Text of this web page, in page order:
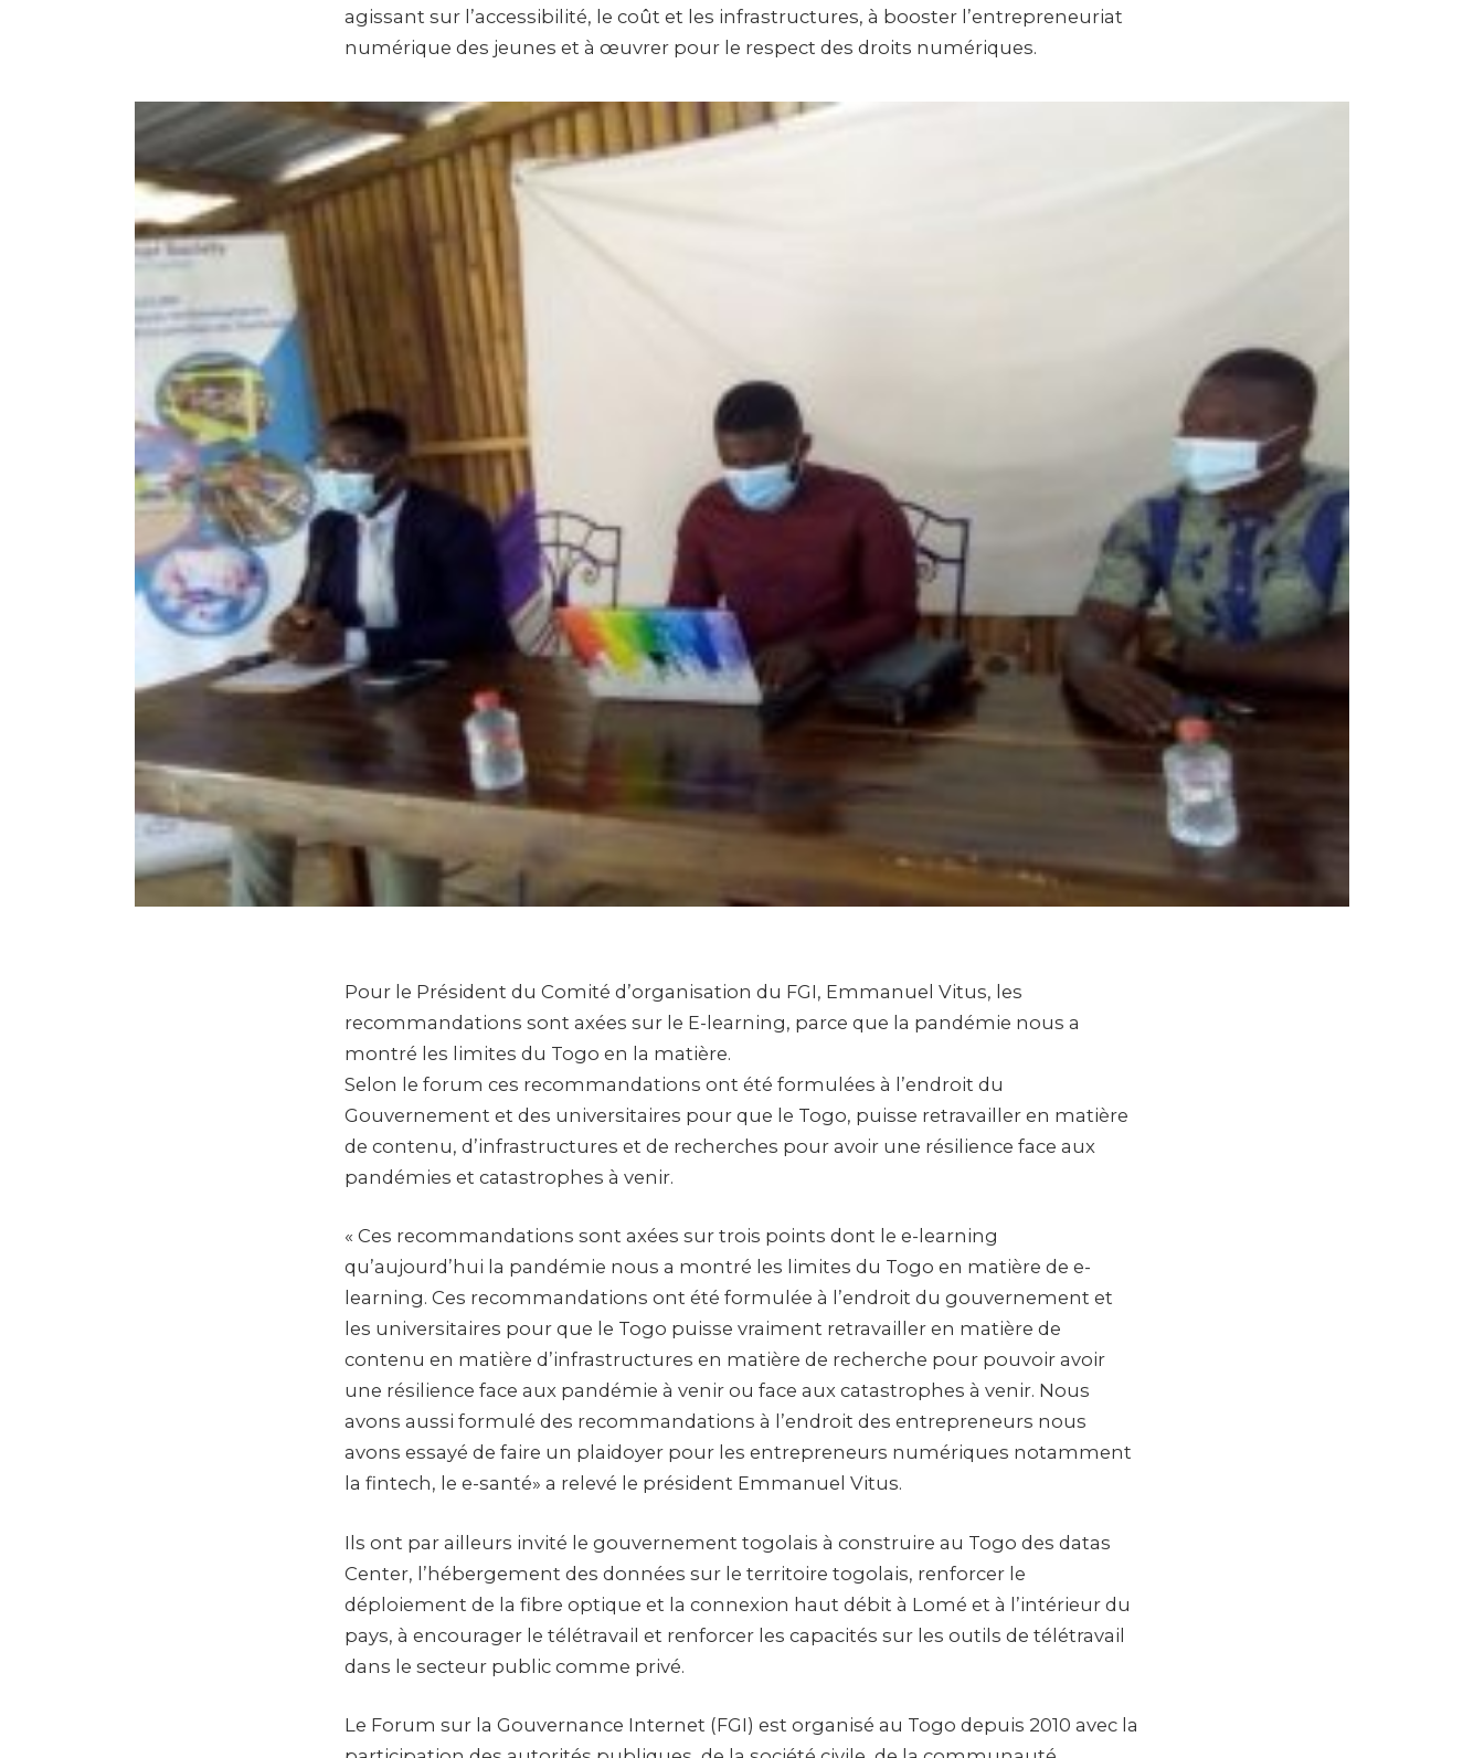
agissant sur l’accessibilité, le coût et les infrastructures, à booster l’entrepreneuriat
numérique des jeunes et à œuvrer pour le respect des droits numériques.
Pour le Président du Comité d’organisation du FGI, Emmanuel Vitus, les
recommandations sont axées sur le E-learning, parce que la pandémie nous a
montré les limites du Togo en la matière.
Selon le forum ces recommandations ont été formulées à l’endroit du
Gouvernement et des universitaires pour que le Togo, puisse retravailler en matière
de contenu, d’infrastructures et de recherches pour avoir une résilience face aux
pandémies et catastrophes à venir.
« Ces recommandations sont axées sur trois points dont le e-learning
qu’aujourd’hui la pandémie nous a montré les limites du Togo en matière de e-
learning. Ces recommandations ont été formulée à l’endroit du gouvernement et
les universitaires pour que le Togo puisse vraiment retravailler en matière de
contenu en matière d’infrastructures en matière de recherche pour pouvoir avoir
une résilience face aux pandémie à venir ou face aux catastrophes à venir. Nous
avons aussi formulé des recommandations à l’endroit des entrepreneurs nous
avons essayé de faire un plaidoyer pour les entrepreneurs numériques notamment
la fintech, le e-santé» a relevé le président Emmanuel Vitus.
Ils ont par ailleurs invité le gouvernement togolais à construire au Togo des datas
Center, l’hébergement des données sur le territoire togolais, renforcer le
déploiement de la fibre optique et la connexion haut débit à Lomé et à l’intérieur du
pays, à encourager le télétravail et renforcer les capacités sur les outils de télétravail
dans le secteur public comme privé.
Le Forum sur la Gouvernance Internet (FGI) est organisé au Togo depuis 2010 avec la